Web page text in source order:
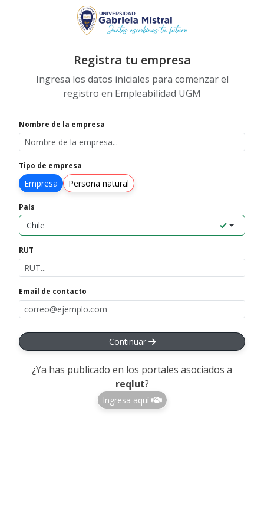
Registra tu empresa
Ingresa los datos iniciales para comenzar el
registro en Empleabilidad UGM
Nombre de la empresa
Tipo de empresa
Empresa Persona natural
País
Chile
RUT
Email de contacto
Continuar
¿Ya has publicado en los portales asociados a
reqlut?
Ingresa aquí